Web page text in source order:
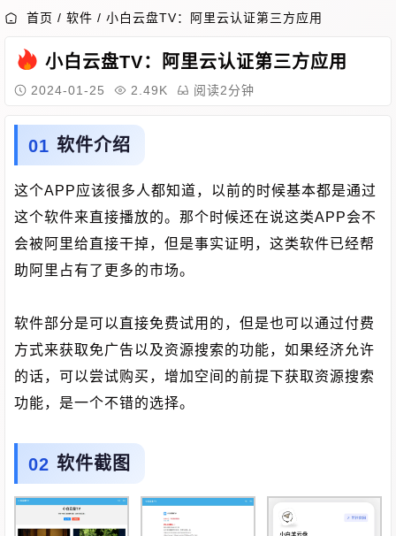
首页 / 软件 / 小白云盘TV：阿里云认证第三方应用
小白云盘TV：阿里云认证第三方应用
2024-01-25 2.49K 阅读2分钟
软件介绍
这个APP应该很多人都知道，以前的时候基本都是通过
这个软件来直接播放的。那个时候还在说这类APP会不
会被阿里给直接干掉，但是事实证明，这类软件已经帮
助阿里占有了更多的市场。
软件部分是可以直接免费试用的，但是也可以通过付费
方式来获取免广告以及资源搜索的功能，如果经济允许
的话，可以尝试购买，增加空间的前提下获取资源搜索
功能，是一个不错的选择。
软件截图